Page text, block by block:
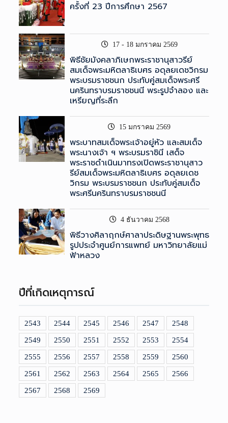
ครั้งที่ 23 ปีการศึกษา 2567
17 - 18 มกราคม 2569
พิธีชัยมังคลาภิเษกพระราชานุสาวรีย์
สมเด็จพระมหิตลาธิเบศร อดุลยเดชวิกรม
พระบรมราชชนก ประทับคู่สมเด็จพระศรี
นครินทราบรมราชชนนี พระรูปจำลอง และ
เหรียญที่ระลึก
15 มกราคม 2569
พระบาทสมเด็จพระเจ้าอยู่หัว และสมเด็จ
พระนางเจ้า ฯ พระบรมราชินี เสด็จ
พระราชดำเนินมาทรงเปิดพระราชานุสาว
รีย์สมเด็จพระมหิตลาธิเบศร อดุลยเดช
วิกรม พระบรมราชชนก ประทับคู่สมเด็จ
พระศรีนครินทราบรมราชชนนี
4 ธันวาคม 2568
พิธีวางศิลาฤกษ์ศาลาประดิษฐานพระพุทธ
รูปประจำศูนย์การแพทย์ มหาวิทยาลัยแม่
ฟ้าหลวง
ปีที่เกิดเหตุการณ์
2543 2544 2545 2546 2547 2548
2549 2550 2551 2552 2553 2554
2555 2556 2557 2558 2559 2560
2561 2562 2563 2564 2565 2566
2567 2568 2569